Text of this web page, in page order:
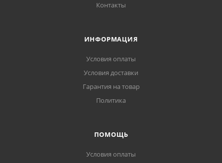
Контакты
ИНФОРМАЦИЯ
Условия оплаты
Условия доставки
Гарантия на товар
Политика
ПОМОЩЬ
Условия оплаты